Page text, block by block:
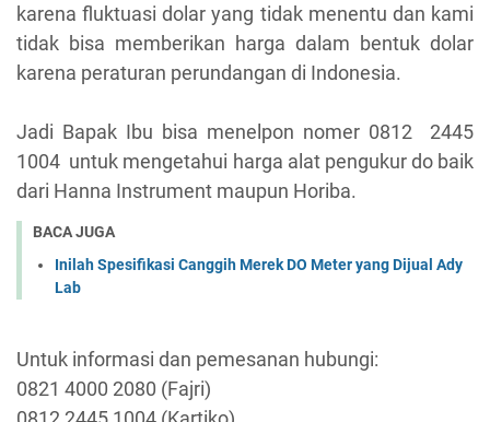
karena fluktuasi dolar yang tidak menentu dan kami
tidak bisa memberikan harga dalam bentuk dolar
karena peraturan perundangan di Indonesia.
Jadi Bapak Ibu bisa menelpon nomer 0812 2445
1004 untuk mengetahui harga alat pengukur do baik
dari Hanna Instrument maupun Horiba.
BACA JUGA
Inilah Spesifikasi Canggih Merek DO Meter yang Dijual Ady
Lab
Untuk informasi dan pemesanan hubungi:
0821 4000 2080 (Fajri)